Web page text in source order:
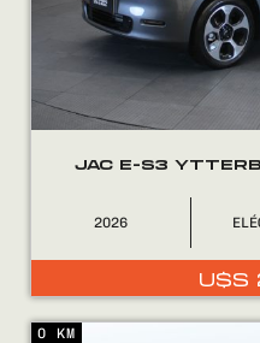
JAC E-S3
2026
U$S
0 KM